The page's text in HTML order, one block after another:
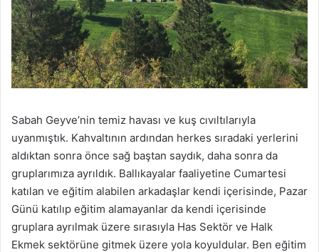
Sabah Geyve’nin temiz havası ve kuş cıvıltılarıyla
uyanmıştık. Kahvaltının ardından herkes sıradaki yerlerini
aldıktan sonra önce sağ baştan saydık, daha sonra da
gruplarımıza ayrıldık. Ballıkayalar faaliyetine Cumartesi
katılan ve eğitim alabilen arkadaşlar kendi içerisinde, Pazar
Günü katılıp eğitim alamayanlar da kendi içerisinde
gruplara ayrılmak üzere sırasıyla Has Sektör ve Halk
Ekmek sektörüne gitmek üzere yola koyuldular. Ben eğitim